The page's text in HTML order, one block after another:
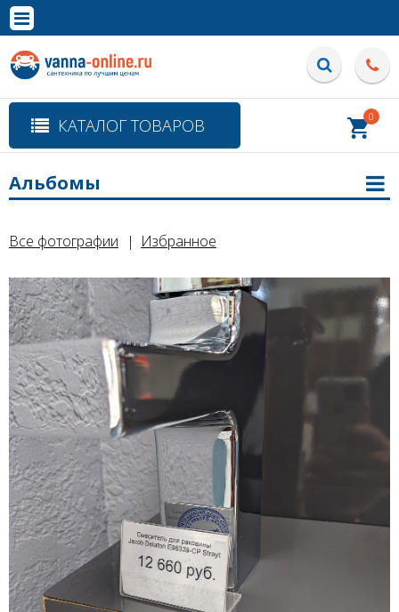
Полная версия сайта
КАТАЛОГ ТОВАРОВ 0
Все фотографии Избранное
Альбомы